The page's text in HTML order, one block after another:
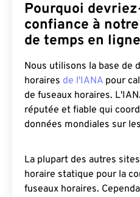
Pourquoi
confiance à
de temps en
Nous utilisons la base de
horaires de l'IANA pour
de fuseaux horaires.
réputée et fiable qui
données mondiales sur
La plupart des autres
horaire statique pour la
fuseaux horaires.